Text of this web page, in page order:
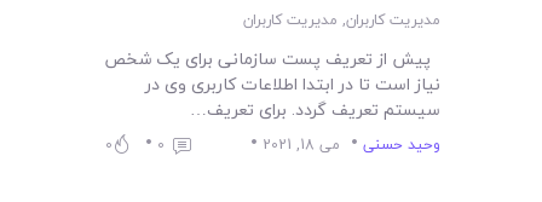
مدیریت کاربران, مدیریت کاربران
پیش از تعریف پست سازمانی برای یک شخص
نیاز است تا در ابتدا اطلاعات کاربری وی در
سیستم تعریف گردد. برای تعریف…
وحید حسنی می 18, 2021 0
0